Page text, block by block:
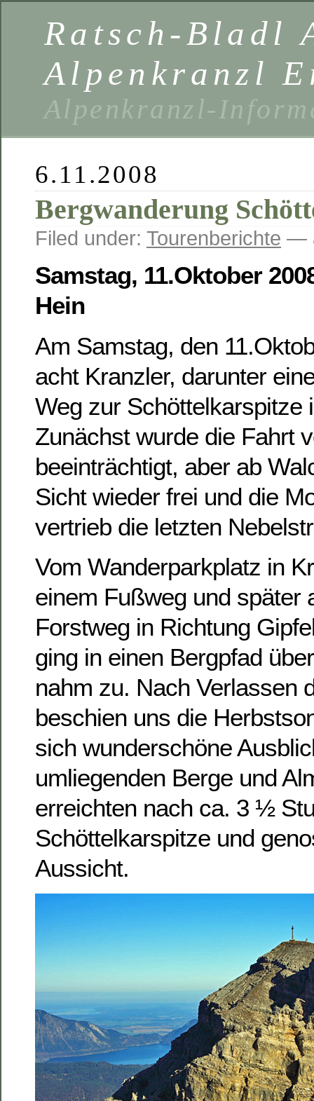
Ratsch-Bladl
Alpenkranzl
Alpenkranzl-
6.11.2008
Bergwanderung
Filed under: Tourenberichte —
Samstag, 11.Oktober
Hein
Am Samstag, den
acht Kranzler, darunter eine
Weg zur Schöttelkarspitze
Zunächst wurde die Fahrt
beeinträchtigt, aber ab
Sicht wieder frei und die
vertrieb die letzten
Vom Wanderparkplatz in
einem Fußweg und später
Forstweg in Richtung
ging in einen Bergpfad
nahm zu. Nach Verlassen
beschien uns die
sich wunderschöne
umliegenden Berge und
erreichten nach ca. 3 ½
Schöttelkarspitze und
Aussicht.